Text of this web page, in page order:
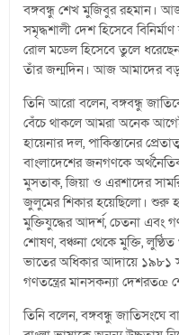
বঙ্গবন্ধু শেখ মুজিবুর রহমান।
সমৃদ্ধশালী দেশ হিসেবে
রোল মডেল হিসেবে তুলে
তাঁর জন্মদিন। আজ আমাদের
তিনি আরো বলেন, বঙ্গবন্ধু
বেঁচে থাকলে আমরা অনেক
হায়েনার দল, পাকিস্তানের
বাংলাদেশের জনগণকে
মুসতাক, জিয়া ও এরশাদের
জুলুমের শিকার হয়েছিলো। শুরু
মুক্তিযুদ্ধের আদর্শ, চেতনা এবং
শোষণ, বঞ্চনা থেকে মুক্তি,
ভাতের অধিকার আদায়ে ১৯৮১
গণতন্ত্রের মানসকন্যা দেশরতœ
তিনি বলেন, বঙ্গবন্ধু জাতিসংঘে